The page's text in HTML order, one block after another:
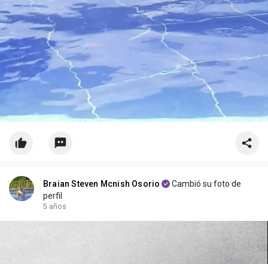
Braian Steven Mcnish Osorio
Cambió su foto de
perfil
5 años